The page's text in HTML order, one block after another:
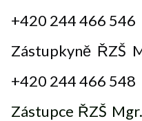
+420 244 466 546
Zástupkyně ŘZŠ
+420 244 466 548
Zástupce ŘZŠ